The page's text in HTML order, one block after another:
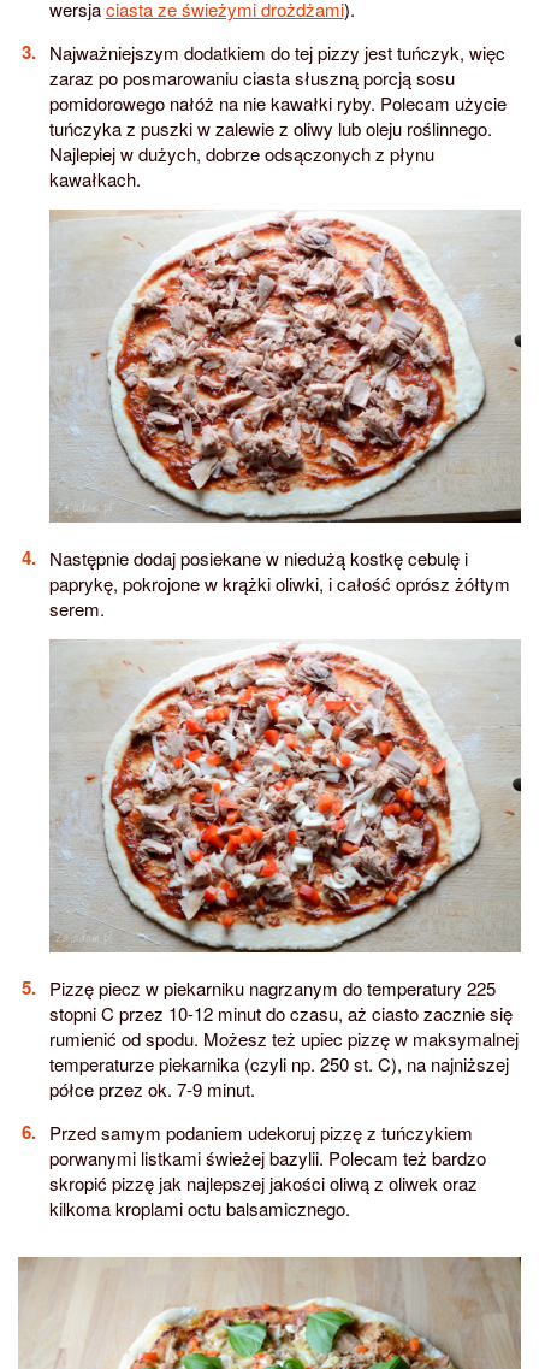
wersjaciasta ze świeżymi drożdżami).
Najważniejszym dodatkiem do tej pizzy jest tuńczyk, więc
zaraz po posmarowaniu ciasta słuszną porcją sosu
pomidorowego nałóż na nie kawałki ryby. Polecam użycie
tuńczyka z puszki w zalewie z oliwy lub oleju roślinnego.
Najlepiej w dużych, dobrze odsączonych z płynu
kawałkach.
Następnie dodaj posiekane w niedużą kostkę cebulę i
paprykę, pokrojone w krążki oliwki, i całość oprósz żółtym
serem.
Pizzę piecz w piekarniku nagrzanym do temperatury 225
stopni C przez 10-12 minut do czasu, aż ciasto zacznie się
rumienić od spodu. Możesz też upiec pizzę w maksymalnej
temperaturze piekarnika (czyli np. 250 st. C), na najniższej
półce przez ok. 7-9 minut.
Przed samym podaniem udekoruj pizzę z tuńczykiem
porwanymi listkami świeżej bazylii. Polecam też bardzo
skropić pizzę jak najlepszej jakości oliwą z oliwek oraz
kilkoma kroplami octu balsamicznego.